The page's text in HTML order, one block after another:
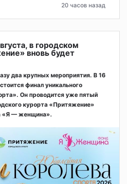
20 часов назад
в городском
вновь будет
два крупных мероприятия. В 16
финал уникального
Он проводится уже пятый
курорта «Притяжение»
«Я — женщина».